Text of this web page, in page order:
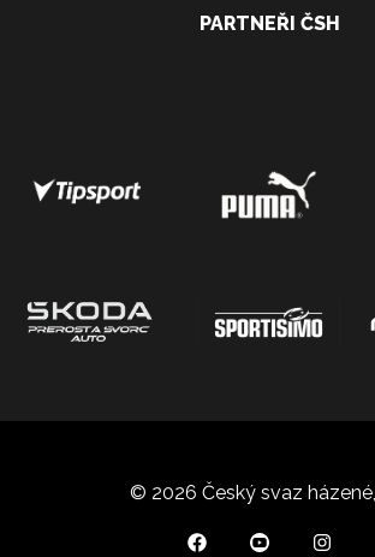
PARTNEŘI ČSH
© 2026 Český svaz